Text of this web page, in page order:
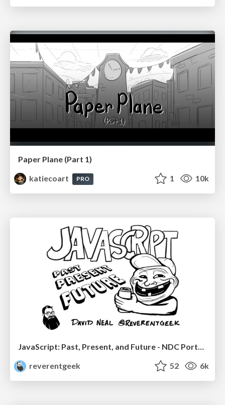
Paper Plane (Part 1)
katiecoart
PRO 1 10k
JavaScript: Past, Present, and Future - NDC Porto 2020
reverentgeek
52 6k